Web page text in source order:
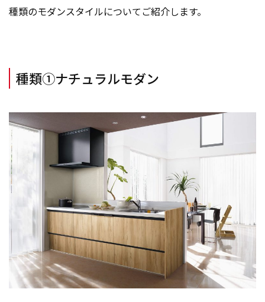
種類のモダンスタイルについてご紹介します。
種類①ナチュラルモダン